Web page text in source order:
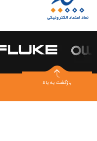
بازگشت به بالا